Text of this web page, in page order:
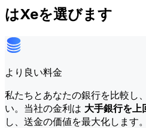
はXeを選びます
より良い料金
私たちとあなたの銀行を比較し
い。当社の金利は 大手銀行を上
し、送金の価値を最大化します。